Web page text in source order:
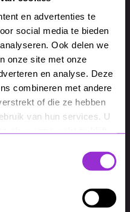
en advertenties te
social media te bieden
Ook delen we
onze site met onze
en analyse. Deze
combineren met andere
of die ze hebben
van hun services. U